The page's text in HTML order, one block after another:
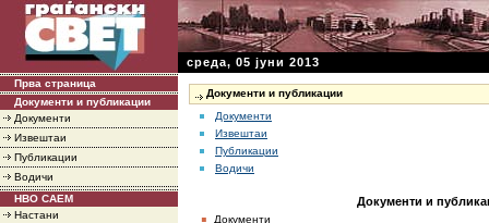
среда, 05 јуни 2013
Прва страница
Документи и публикации
Документи
Извештаи
Публикации
Водичи
НВО САЕМ
Настани
Документи и публикации
Документи
Извештаи
Публикации
Водичи
Документи и
▪ Документи